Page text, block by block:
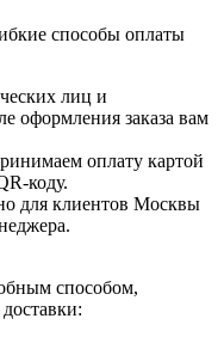
способы оплаты
лиц и
оформления заказа вам
оплату картой
коду.
для клиентов Москвы
способом,